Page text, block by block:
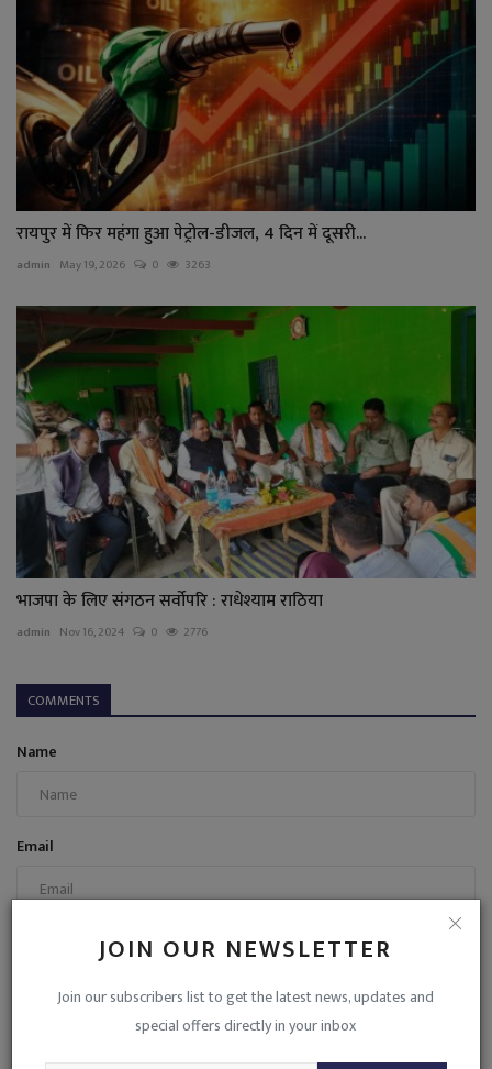
JOIN OUR NEWSLETTER
Join our subscribers list to get the latest news, updates and
special offers directly in your inbox
रायपुर में फिर महंगा हुआ पेट्रोल-डीजल, 4 दिन में दूसरी...
admin May 19, 2026 0 3263
भाजपा के लिए संगठन सर्वोपरि : राधेश्याम राठिया
admin Nov 16, 2024 0 2776
COMMENTS
Name
Email